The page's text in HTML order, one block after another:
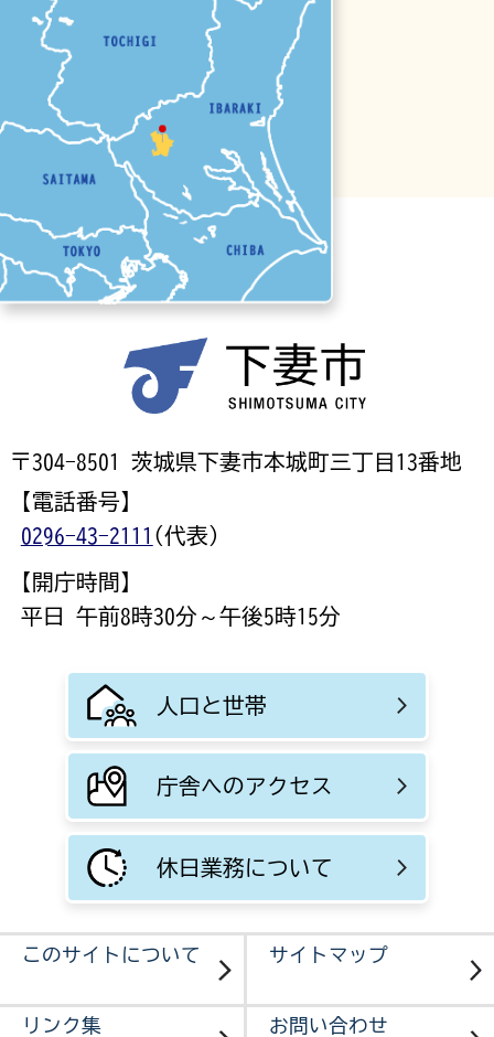
〒304-8501 茨城県下妻市本城町三丁目13番地
【電話番号】
0296-43-2111 (代表)
【開庁時間】
平日 午前8時30分～午後5時15分
人口と世帯
庁舎へのアクセス
休日業務について
このサイトについて サイトマップ
リンク集 お問い合わせ